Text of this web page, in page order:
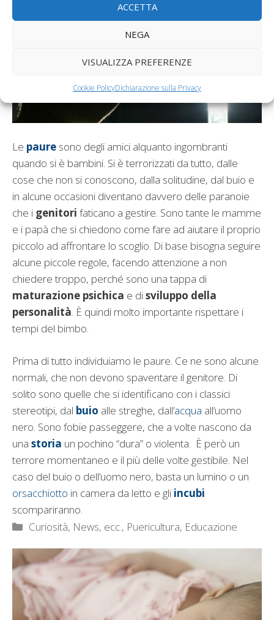
ACCETTA
NEGA
VISUALIZZA PREFERENZE
Cookie PolicyDichiarazione sulla Privacy
Le paure sono degli amici alquanto ingombranti
quando si è bambini. Si è terrorizzati da tutto, dalle
cose che non si conoscono, dalla solitudine, dal buio e
in alcune occasioni diventano davvero delle paranoie
che i genitori faticano a gestire. Sono tante le mamme
e i papà che si chiedono come fare ad aiutare il proprio
piccolo ad affrontare lo scoglio. Di base bisogna seguire
alcune piccole regole, facendo attenzione a non
chiedere troppo, perché sono una tappa di
maturazione psichica e disviluppo della
personalità. È quindi molto importante rispettare i
tempi del bimbo.
Prima di tutto individuiamo le paure. Ce ne sono alcune
normali, che non devono spaventare il genitore. Di
solito sono quelle che si identificano con i classici
stereotipi, dal buio alle streghe, dall’acqua all’uomo
nero. Sono fobie passeggere, che a volte nascono da
una storia un pochino “dura” o violenta. È però un
terrore momentaneo e il più delle volte gestibile. Nel
caso del buio o dell’uomo nero, basta un lumino o un
orsacchiotto in camera da letto e gli incubi
scompariranno.
Categorie
Curiosità, News, ecc., Puericultura, Educazione